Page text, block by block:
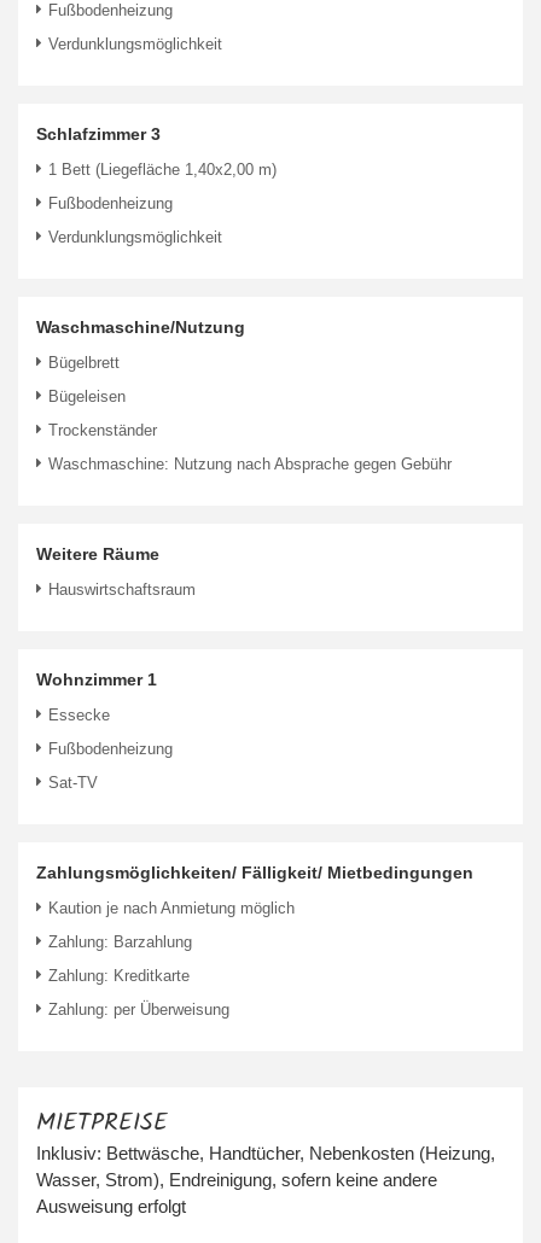
Fußbodenheizung
Verdunklungsmöglichkeit
Schlafzimmer 3
1 Bett (Liegefläche 1,40x2,00 m)
Fußbodenheizung
Verdunklungsmöglichkeit
Waschmaschine/Nutzung
Bügelbrett
Bügeleisen
Trockenständer
Waschmaschine: Nutzung nach Absprache gegen Gebühr
Weitere Räume
Hauswirtschaftsraum
Wohnzimmer 1
Essecke
Fußbodenheizung
Sat-TV
Zahlungsmöglichkeiten/ Fälligkeit/ Mietbedingungen
Kaution je nach Anmietung möglich
Zahlung: Barzahlung
Zahlung: Kreditkarte
Zahlung: per Überweisung
MIETPREISE
Inklusiv: Bettwäsche, Handtücher, Nebenkosten (Heizung,
Wasser, Strom), Endreinigung, sofern keine andere
Ausweisung erfolgt